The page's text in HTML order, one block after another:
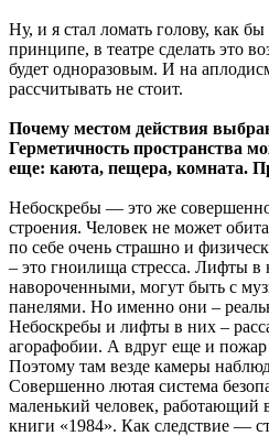
Ну, и я стал ломать голову, как
принципе, в театре сделать это
будет одноразовым. И на
рассчитывать не стоит.
Почему местом действия
Герметичность пространства
еще: каюта, пещера, комната.
Небоскребы — это же
строения. Человек не может
по себе очень страшно и
– это гноилища стресса. Лифты в
навороченными, могут быть с
панелями. Но именно они –
Небоскребы и лифты в них –
агорафобии. А вдруг еще и пожар
Поэтому там везде камеры
Совершенно лютая система
маленький человек, работающий
книги «1984». Как следствие —